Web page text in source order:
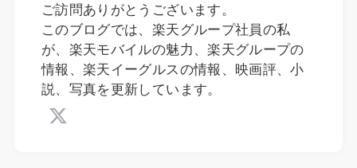
ご訪問ありがとうございます。
このブログでは、楽天グループ社員の私
が、楽天モバイルの魅力、楽天グループの
情報、楽天イーグルスの情報、映画評、小
説、写真を更新しています。